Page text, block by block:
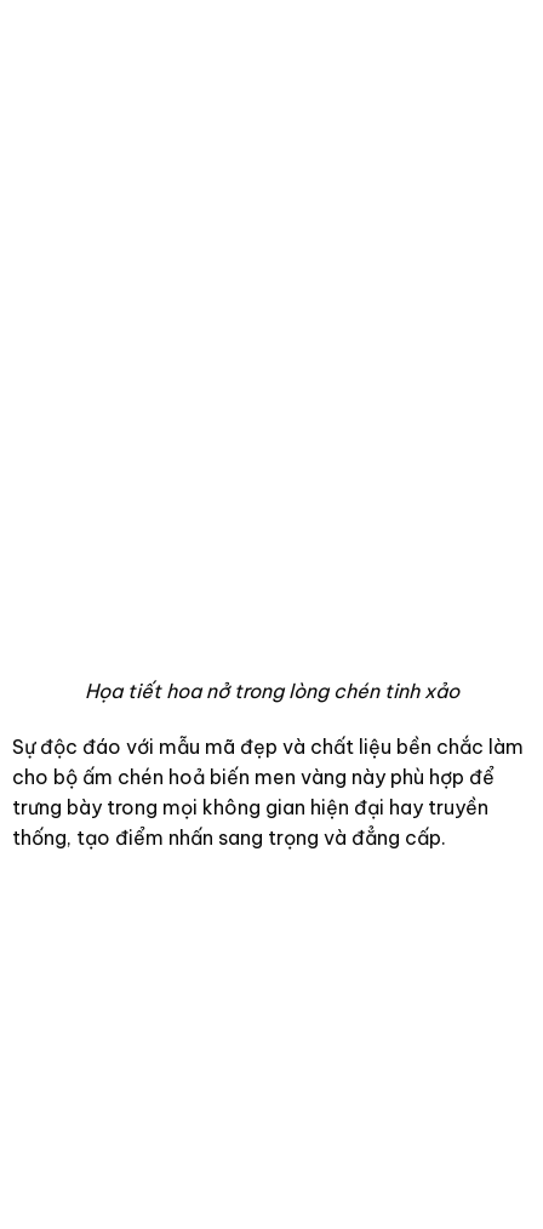
Họa tiết hoa nở trong lòng chén tinh xảo
Sự độc đáo với mẫu mã đẹp và chất liệu bền chắc làm
cho bộ ấm chén hoả biến men vàng này phù hợp để
trưng bày trong mọi không gian hiện đại hay truyền
thống, tạo điểm nhấn sang trọng và đẳng cấp.